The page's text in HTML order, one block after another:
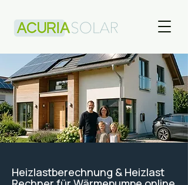
Heizlastberechnung & Heizlast